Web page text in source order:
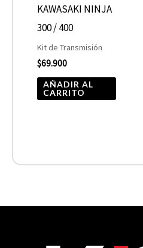
KAWASAKI NINJA
300 / 400
Kit de Transmisión
$69.900
AÑADIR AL
CARRITO